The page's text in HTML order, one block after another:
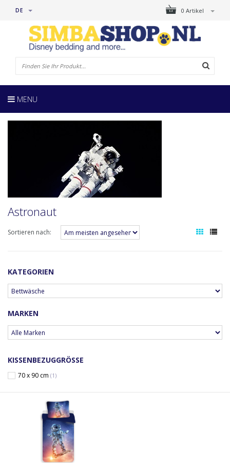
0 Artikel
DE
MENU
Astronaut
Sortieren nach:
KATEGORIEN
MARKEN
KISSENBEZUGGRÖSSE
70 x 90 cm (1)